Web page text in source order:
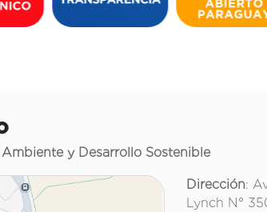
y Desarrollo Sostenible
Dirección:
Lynch N°